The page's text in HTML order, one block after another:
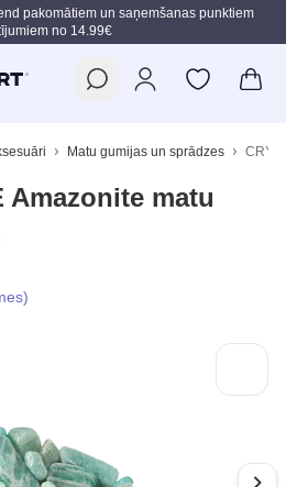
pakomātiem un saņemšanas punktiem
no 14.99€
Matu gumijas un sprādzes
Amazonite matu